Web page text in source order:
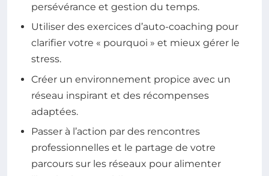
persévérance et gestion du temps.
Utiliser des exercices d’auto-coaching pour
clarifier votre « pourquoi » et mieux gérer le
stress.
Créer un environnement propice avec un
réseau inspirant et des récompenses
adaptées.
Passer à l’action par des rencontres
professionnelles et le partage de votre
parcours sur les réseaux pour alimenter